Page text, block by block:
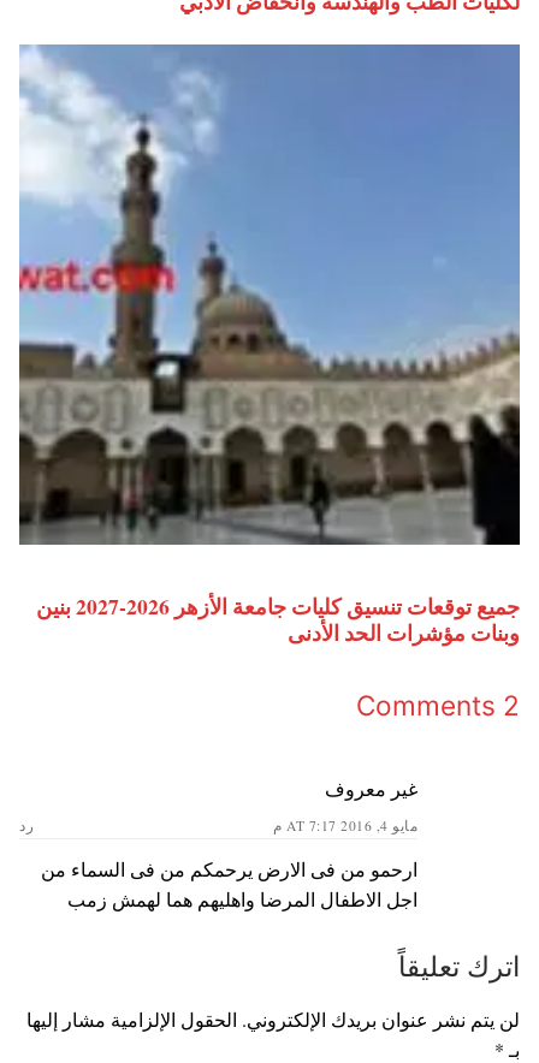
جميع توقعات تنسيق كليات جامعة الأزهر 2026-2027 بنين
وبنات مؤشرات الحد الأدنى
2 Comments
غير معروف
مايو 4, 2016 AT 7:17 م رد
ارحمو من فى الارض يرحمكم من فى السماء من
اجل الاطفال المرضا واهليهم هما لهمش زمب
اترك تعليقاً
لن يتم نشر عنوان بريدك الإلكتروني. الحقول الإلزامية مشار إليها
بـ *